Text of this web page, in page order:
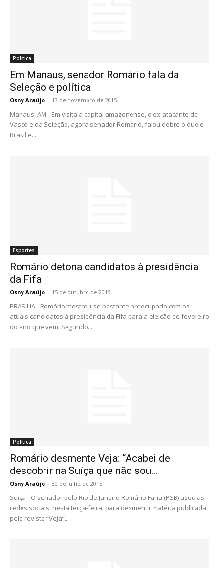
Política
Em Manaus, senador Romário fala da
Seleção e política
Osny Araújo - 13 de novembro de 2015
Manaus, AM - Em visita a capital amazonense, o ex-atacante do
Vasco e da Seleção, agora senador Romário, falou dobre o duele
Brasil e...
Esportes
Romário detona candidatos à presidência
da Fifa
Osny Araújo - 15 de outubro de 2015
BRASÍLIA - Romário mostrou-se bastante preocupado com os
atuais candidatos à presidência da Fifa para a eleição de fevereiro
do ano que vem. Segundo...
Política
Romário desmente Veja: “Acabei de
descobrir na Suíça que não sou...
Osny Araújo - 30 de julho de 2015
Suiça - O senador pelo Rio de Janeiro Romário Faria (PSB) usou as
redes sociais, nesta terça-feira, para desmentir matéria publicada
pela revista “Veja”...